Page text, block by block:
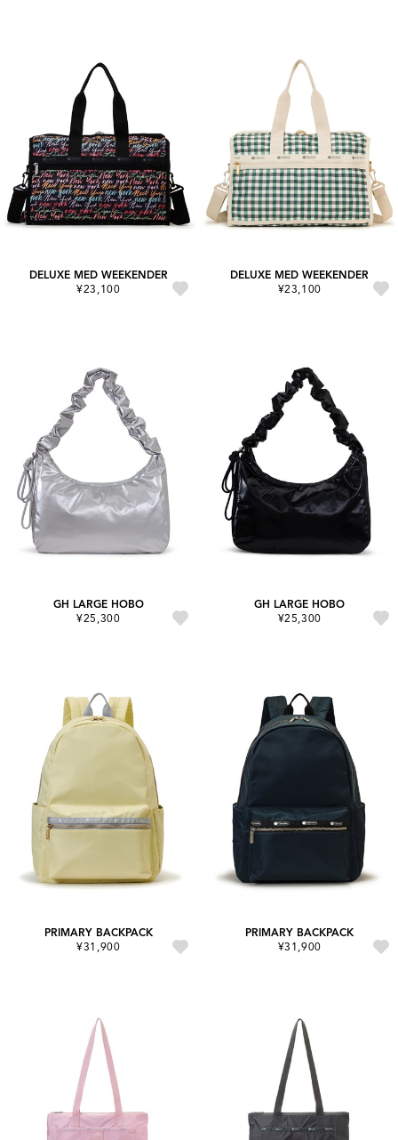
DELUXE MED WEEKENDER
¥23,100
DELUXE MED WEEKENDER
¥23,100
GH LARGE HOBO
¥25,300
GH LARGE HOBO
¥25,300
PRIMARY BACKPACK
¥31,900
PRIMARY BACKPACK
¥31,900